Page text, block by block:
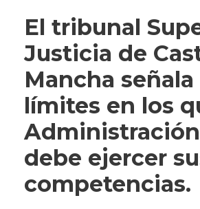
El tribunal
Justicia de
Mancha señala
límites en los
debe ejercer
competencias.